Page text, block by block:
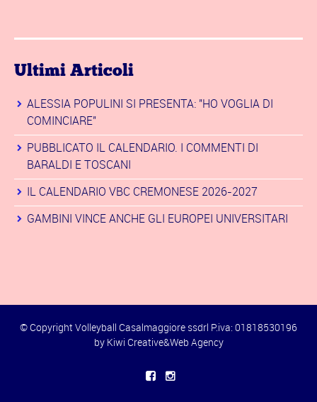
Ultimi Articoli
ALESSIA POPULINI SI PRESENTA: "HO VOGLIA DI
COMINCIARE"
PUBBLICATO IL CALENDARIO. I COMMENTI DI
BARALDI E TOSCANI
IL CALENDARIO VBC CREMONESE 2026-2027
GAMBINI VINCE ANCHE GLI EUROPEI UNIVERSITARI
© Copyright Volleyball Casalmaggiore ssdrl P.iva: 01818530196
by Kiwi Creative&Web Agency